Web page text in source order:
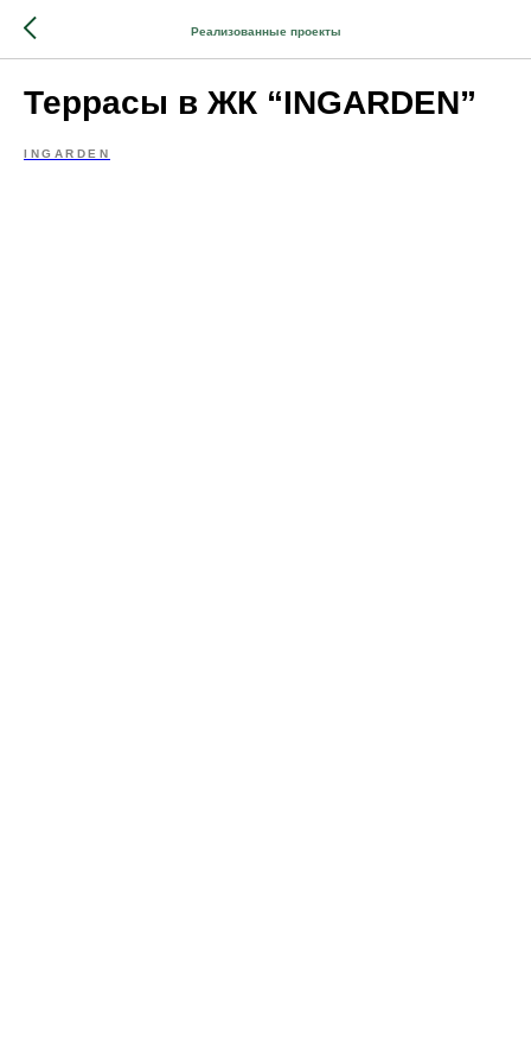
Реализованные проекты
Террасы в ЖК “INGARDEN”
INGARDEN